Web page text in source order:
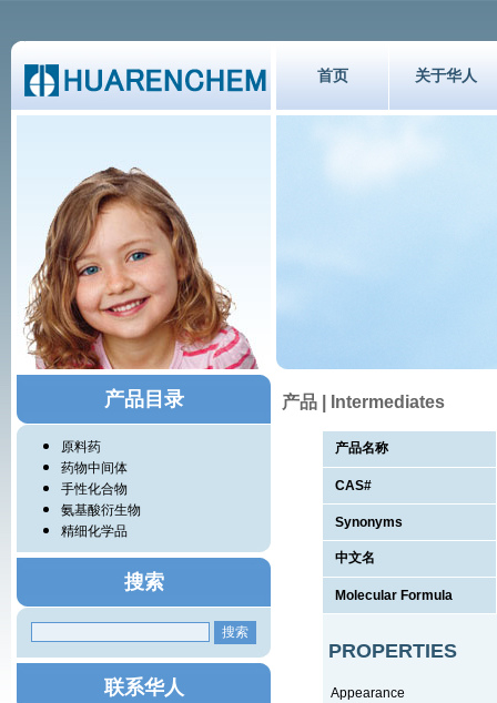
首页 关于华人
产品目录
原料药
药物中间体
手性化合物
氨基酸衍生物
精细化学品
搜索
联系华人
产品 | Intermediates
产品名称
CAS#
Synonyms
中文名
Molecular Formula
PROPERTIES
Appearance